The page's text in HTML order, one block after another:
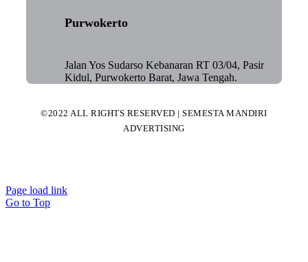
Purwokerto
Jalan Yos Sudarso Kebanaran RT 03/04, Pasir
Kidul, Purwokerto Barat, Jawa Tengah.
©2022 ALL RIGHTS RESERVED | SEMESTA MANDIRI
ADVERTISING
Page load link
Go to Top